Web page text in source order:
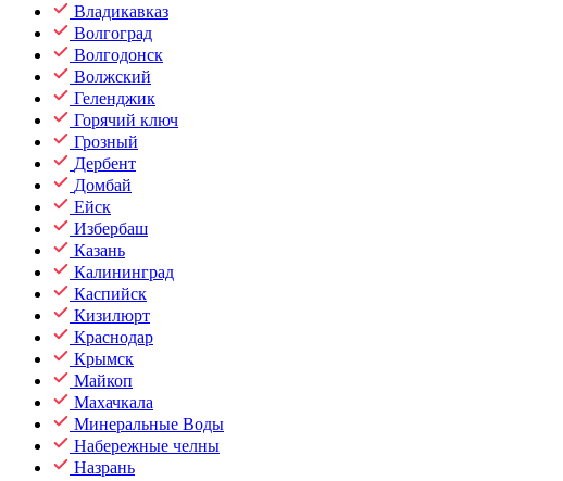
Владикавказ
Волгоград
Волгодонск
Волжский
Геленджик
Горячий ключ
Грозный
Дербент
Домбай
Ейск
Избербаш
Казань
Калининград
Каспийск
Кизилюрт
Краснодар
Крымск
Майкоп
Махачкала
Минеральные Воды
Набережные челны
Назрань